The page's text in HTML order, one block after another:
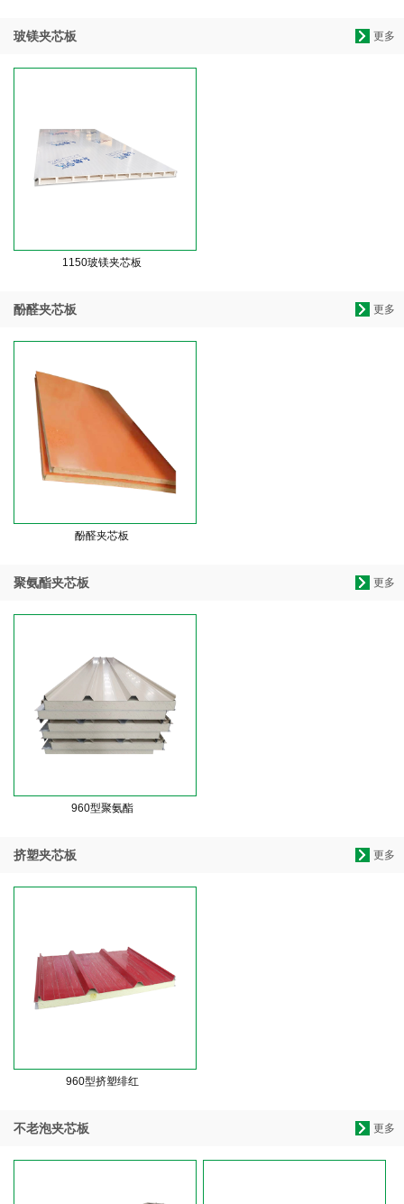
更多
玻镁夹芯板
1150玻镁夹芯板
更多
酚醛夹芯板
酚醛夹芯板
更多
聚氨酯夹芯板
960型聚氨酯
更多
挤塑夹芯板
960型挤塑绯红
更多
不老泡夹芯板